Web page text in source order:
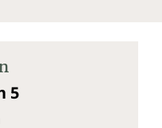
Zusatzstoffe
und
ohne
gelatinefrei und
5